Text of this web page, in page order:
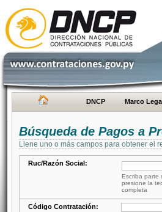
DNCP Marco
Búsqueda de Pagos a
Llene uno o más campos para obtener el
Ruc/Razón Social:
Escriba parte
presione la
completa
Código Contratación: